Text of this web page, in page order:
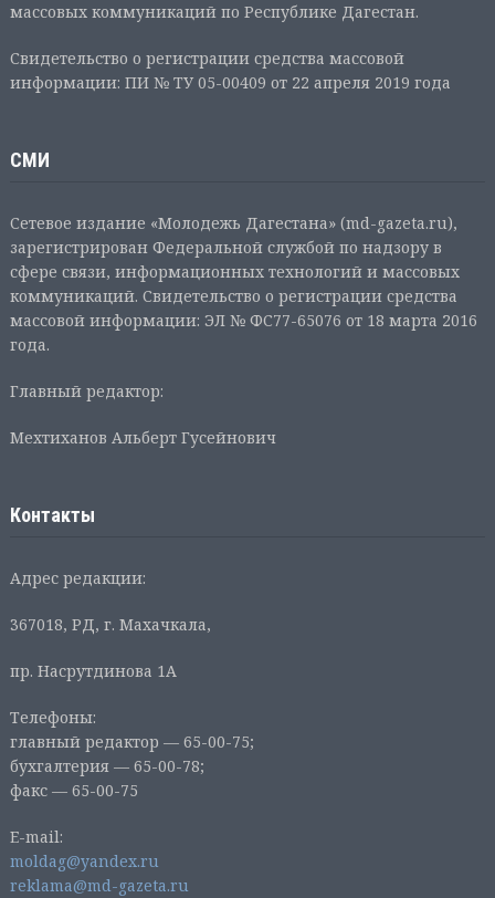
массовых коммуникаций по Республике Дагестан.
Свидетельство о регистрации средства массовой
информации: ПИ № ТУ 05-00409 от 22 апреля 2019 года
СМИ
Сетевое издание «Молодежь Дагестана» (md-gazeta.ru),
зарегистрирован Федеральной службой по надзору в
сфере связи, информационных технологий и массовых
коммуникаций. Свидетельство о регистрации средства
массовой информации: ЭЛ № ФС77-65076 от 18 марта 2016
года.
Главный редактор:
Мехтиханов Альберт Гусейнович
Контакты
Адрес редакции:
367018, РД, г. Махачкала,
пр. Насрутдинова 1А
Телефоны:
главный редактор — 65-00-75;
бухгалтерия — 65-00-78;
факс — 65-00-75
E-mail:
moldag@yandex.ru
reklama@md-gazeta.ru